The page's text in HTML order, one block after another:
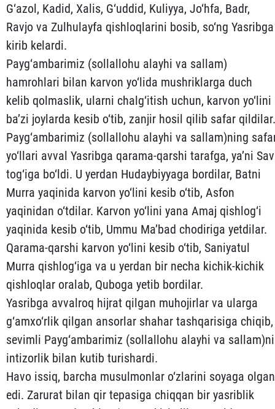
G‘azol, Kadid, Xalis, G‘uddid, Kuliyya, Jo‘hfa, Badr,
Ravjo va Zulhulayfa qishloqlarini bosib, so‘ng Yasribga
ki­rib kelardi.
Payg‘ambarimiz (sollallohu alayhi va sallam)
hamrohlari bi­lan karvon yo‘lida mushriklarga duch
kelib qolmaslik, ular­ni chalg‘itish uchun, karvon yo‘lini
ba’zi joylarda kesib o‘tib, zan­jir hosil qilib safar qildilar.
Payg‘ambarimiz (sollallohu alay­hi va sallam)ning
yo‘llari avval Yasribga qarama-qarshi tarafga, ya’ni
tog‘iga bo‘ldi. U yerdan Huday­biyyaga bordilar, Batni
Murra yaqinida karvon yo‘lini kesib o‘tib, Asfon
yaqinidan o‘tdilar. Karvon yo‘lini yana Amaj qishlog‘i
yaqinida kesib o‘tib, Ummu Ma’bad chodiriga yetdilar.
Qarama-qar­shi karvon yo‘lini kesib o‘tib, Saniyatul
Murra qishlog‘iga va u yerdan bir necha ki­chik-kichik
qishloqlar oralab, Quboga yetib bordilar.
Yasribga avvalroq hijrat qilgan muhojirlar va ularga
g‘am­xo‘rlik qilgan ansorlar shahar tashqarisiga chiqib,
sevimli Pay­g‘ambarimiz (sollallohu alayhi va sallam)ni
intizorlik bilan kutib turishardi.
Havo issiq, barcha musulmonlar o‘zlarini soyaga olgan
edi. Za­rurat bilan qir tepasiga chiqqan bir yasriblik